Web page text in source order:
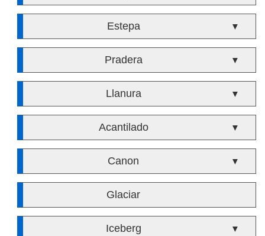
Estepa ▼
Pradera ▼
Llanura ▼
Acantilado ▼
Canon ▼
Glaciar
Iceberg ▼